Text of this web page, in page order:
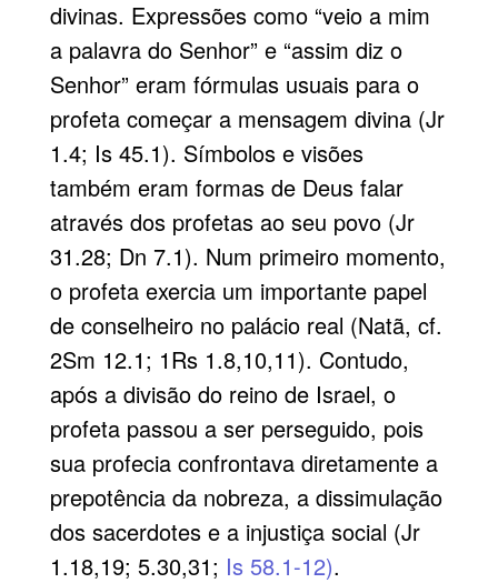
divinas. Expressões como “veio a mim
a palavra do Senhor” e “assim diz o
Senhor” eram fórmulas usuais para o
profeta começar a mensagem divina (Jr
1.4; Is 45.1). Símbolos e visões
também eram formas de Deus falar
através dos profetas ao seu povo (Jr
31.28; Dn 7.1). Num primeiro momento,
o profeta exercia um importante papel
de conselheiro no palácio real (Natã, cf.
2Sm 12.1; 1Rs 1.8,10,11). Contudo,
após a divisão do reino de Israel, o
profeta passou a ser perseguido, pois
sua profecia confrontava diretamente a
prepotência da nobreza, a dissimulação
dos sacerdotes e a injustiça social (Jr
1.18,19; 5.30,31; Is 58.1-12).